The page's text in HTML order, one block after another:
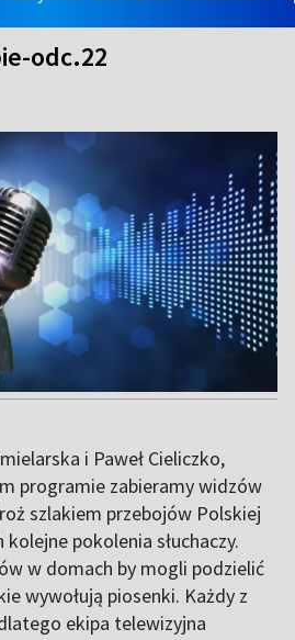
odc.22
i Paweł Cieliczko,
programie zabieramy widzów
szlakiem przebojów Polskiej
pokolenia słuchaczy.
w domach by mogli podzielić
wywołują piosenki. Każdy z
ekipa telewizyjna